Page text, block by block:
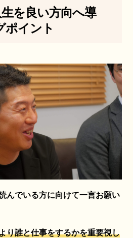
を良い方向へ導
ポイント
でいる方に向けて一言お願い
り誰と仕事をするかを重要視し